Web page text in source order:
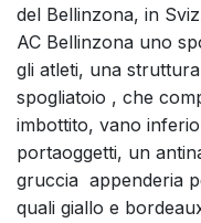
del Bellinzona, in
AC Bellinzona uno
gli atleti, una
spogliatoio , che
imbottito, vano
portaoggetti, un
gruccia appenderia
quali giallo e